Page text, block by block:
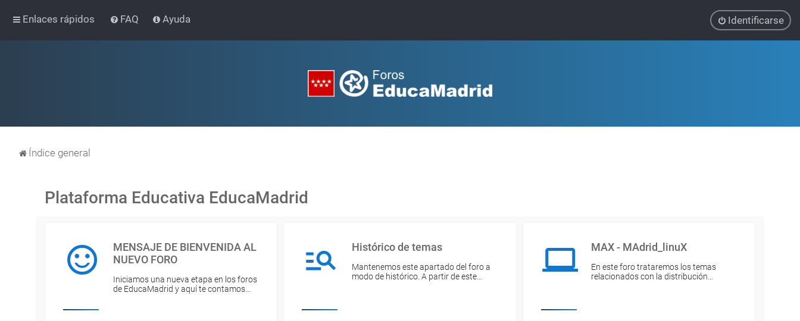
Enlaces rápidos FAQ Ayuda Identificarse
Índice general
Plataforma Educativa EducaMadrid
MENSAJE DE BIENVENIDA AL
NUEVO FORO
Iniciamos una nueva etapa en los foros
de EducaMadrid y aquí te contamos…
Histórico de temas
Mantenemos este apartado del foro a
modo de histórico. A partir de este…
MAX - MAdrid_linuX
En este foro trataremos los temas
relacionados con la distribución…